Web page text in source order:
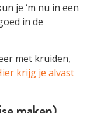
je ‘m nu in een
in de
met kruiden,
krijg je alvast